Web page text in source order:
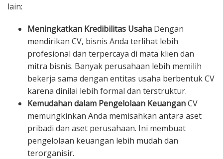
lain:
Meningkatkan Kredibilitas Usaha Dengan
mendirikan CV, bisnis Anda terlihat lebih
profesional dan terpercaya di mata klien dan
mitra bisnis. Banyak perusahaan lebih memilih
bekerja sama dengan entitas usaha berbentuk CV
karena dinilai lebih formal dan terstruktur.
Kemudahan dalam Pengelolaan KeuanganCV
memungkinkan Anda memisahkan antara aset
pribadi dan aset perusahaan. Ini membuat
pengelolaan keuangan lebih mudah dan
terorganisir.